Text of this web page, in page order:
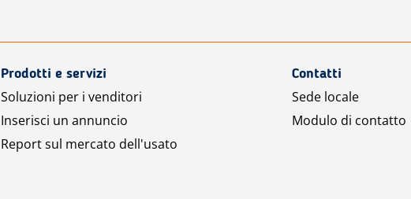
Prodotti e servizi
Soluzioni per i venditori
Inserisci un annuncio
Report sul mercato dell'usato
Contatti
Sede locale
Modulo di contatto